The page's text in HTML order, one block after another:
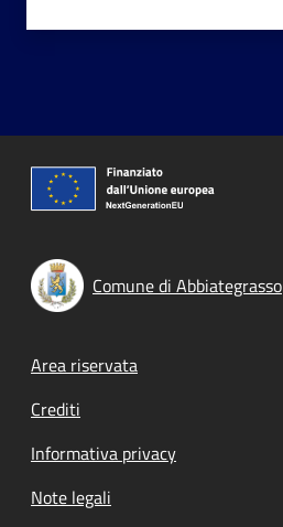
Comune di Abbiategrasso
Footer menu
Area riservata
Crediti
Informativa privacy
Note legali